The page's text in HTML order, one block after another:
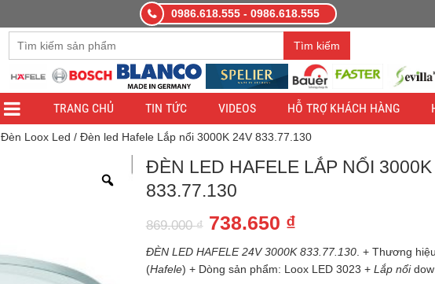
0986.618.555 - 0986.618.555
Tìm kiếm
TRANG CHỦ TIN TỨC VIDEOS HỖ TRỢ KHÁCH HÀNG
Đèn Loox Led / Đèn led Hafele Lắp nổi 3000K 24V 833.77.130
ĐÈN LED HAFELE LẮP NỔI
833.77.130
869.000₫ Giá
gốc
là:
738.650 ₫Giá
hiện
tại
ĐÈN LED HAFELE 24V 3000K 833.77.130. + Thương
(Hafele) + Dòng sản phẩm: Loox LED 3023 + Lắp nổi
Đây là cửa hàng demo nhằm mục đích thử nghiệm — các đơn hàng sẽ không có